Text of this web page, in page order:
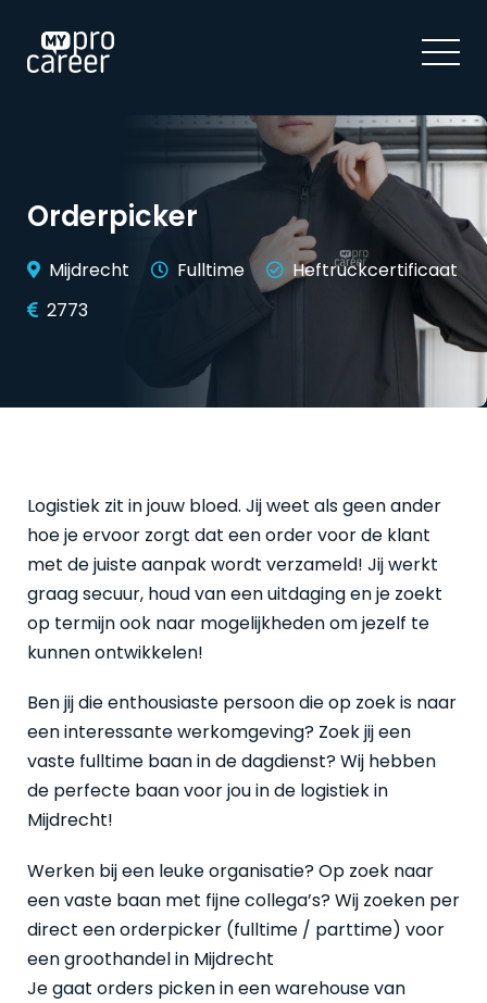
Orderpicker
Mijdrecht Fulltime
Heftruckcertificaat
2773
Logistiek zit in jouw bloed. Jij weet als geen ander
hoe je ervoor zorgt dat een order voor de klant
met de juiste aanpak wordt verzameld! Jij werkt
graag secuur, houd van een uitdaging en je zoekt
op termijn ook naar mogelijkheden om jezelf te
kunnen ontwikkelen!
Ben jij die enthousiaste persoon die op zoek is naar
een interessante werkomgeving? Zoek jij een
vaste fulltime baan in de dagdienst? Wij hebben
de perfecte baan voor jou in de logistiek in
Mijdrecht!
Werken bij een leuke organisatie? Op zoek naar
een vaste baan met fijne collega’s? Wij zoeken per
direct een orderpicker (fulltime / parttime) voor
een groothandel in Mijdrecht
Je gaat orders picken in een warehouse van